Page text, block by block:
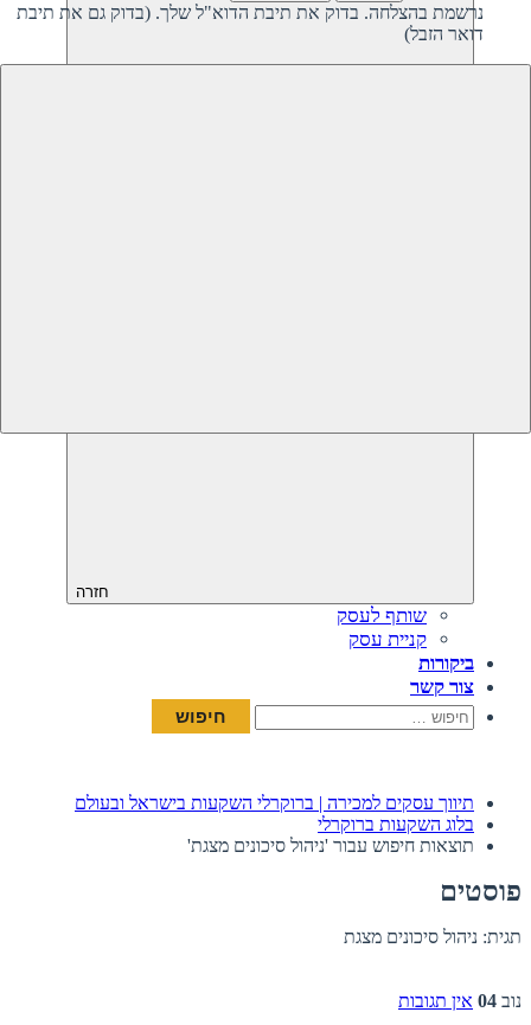
נרשמת בהצלחה. בדוק את תיבת הדוא"ל שלך. (בדוק גם את תיבת
דואר הזבל)
חזרה
שותף לעסק
קניית עסק
ביקורות
צור קשר
חיפוש:
תיווך עסקים למכירה | ברוקרלי השקעות בישראל ובעולם
בלוג השקעות ברוקרלי
תוצאות חיפוש עבור 'ניהול סיכונים מצגת'
פוסטים
תגית: ניהול סיכונים מצגת
נוב 04 אין תגובות